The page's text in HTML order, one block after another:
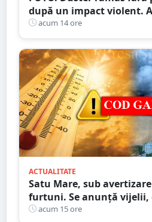
după un impact violent.
implicarea unei mașini
acum 14 ore
ACTUALITATE
Satu Mare, sub
furtuni. Se anunță vijelii,
ridicate. Avertizarea ANM
acum 15 ore